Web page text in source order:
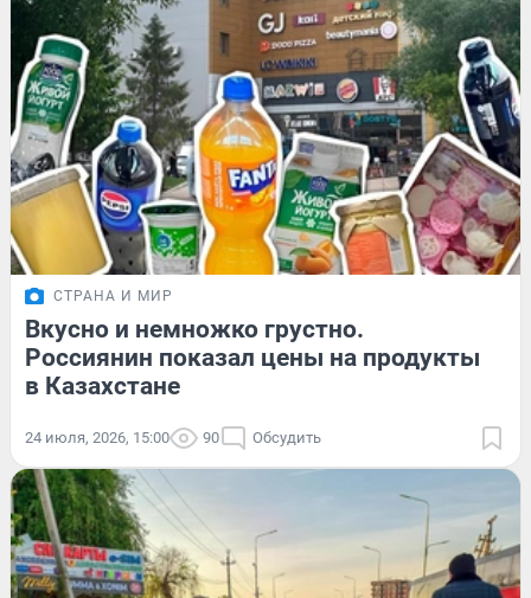
СТРАНА И МИР
Вкусно и немножко грустно.
Россиянин показал цены на продукты
в Казахстане
24 июля, 2026, 15:00 90 Обсудить